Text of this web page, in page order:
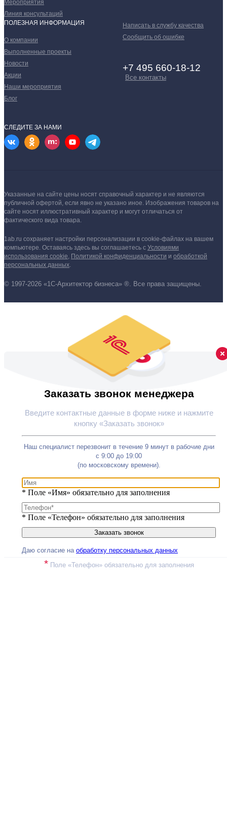
Мероприятия
Линия консультаций
ПОЛЕЗНАЯ ИНФОРМАЦИЯ
О компании
Выполненные проекты
Новости
Акции
Наши мероприятия
Блог
Написать в службу качества
Сообщить об ошибке
+7 495 660-18-12
Все контакты
СЛЕДИТЕ ЗА НАМИ
Указанные на сайте цены носят справочный характер и не являются
публичной офертой, если явно не указано иное. Изображения товаров на
сайте носят иллюстративный характер и могут отличаться от
фактического вида товара.
1ab.ru сохраняет настройки персонализации в cookie‑файлах на вашем
компьютере. Оставаясь здесь вы соглашаетесь с Условиями
использования cookie Политикой конфиденциальности и обработкой
персональных данных
© 1997-2026 «1С-Архитектор бизнеса» ®. Все права защищены.
Заказать звонок менеджера
Введите контактные данные в форме ниже и нажмите
кнопку «Заказать звонок»
Наш специалист перезвонит в течение 9 минут в рабочие дни
с 9:00 до 19:00
(по московскому времени).
* Поле «Имя» обязательно для заполнения
* Поле «Телефон» обязательно для заполнения
Даю согласие на обработку персональных данных
*Поле «Телефон» обязательно для заполнения